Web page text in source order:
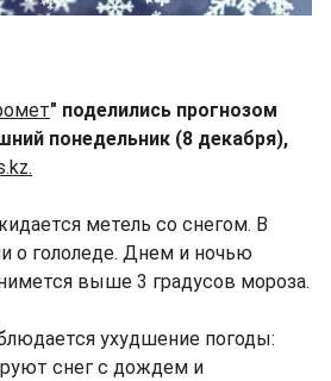
" поделились прогнозом
понедельник (8 декабря),
метель со снегом. В
о гололеде. Днем и ночью
выше 3 градусов мороза.
ухудшение погоды:
снег с дождем и